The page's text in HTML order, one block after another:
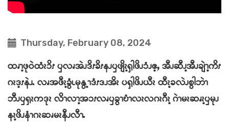
Thursday, February 08, 2024
ထၧၫ့ဖုဝဲထံၩၥိၭ ၦလၧအဲၪဒိၭခိၭနၪၦဖျိၩ့ၡါဖိၪၥံၪဧ့ႇ အီၪဆီၪ့အီၪချဲၫ့ကိၭ
ဂၩဒ့ၭနဲၪႉ လၧအဖီၩ့ခွံၬမုနွ့ၫဒံၭဒၪအိၩ ပၡါဖိၪယီၩ ထီၩ့ခလဲၪစွါဘဲၫ
ဘီၪၦၡၩကဒုၩ လိၫလၫ့အၥၭလၧၦခွၫဎံၫလၩလဂၩဂီၩ့ ဂဲၫမၩဆၧၩ့ၦမုၪ
နၩ့ဖိၪနံၫဂၩဆၧမၩနီၪလီၫႉ